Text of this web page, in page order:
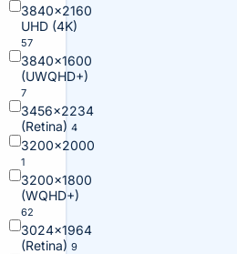
3840×2160
UHD (4K)
57
3840×1600
(UWQHD+)
7
3456×2234
(Retina) 4
3200×2000
1
3200×1800
(WQHD+)
62
3024×1964
(Retina) 9